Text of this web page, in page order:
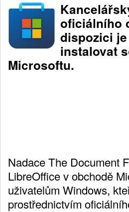
oficiálního
dispozici
instalovat
Microsoftu.
Nadace The Document
LibreOffice v obchodě
uživatelům Windows,
prostřednictvím